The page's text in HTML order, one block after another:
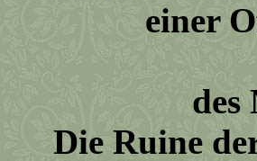
einer
erst
des
Die Ruine